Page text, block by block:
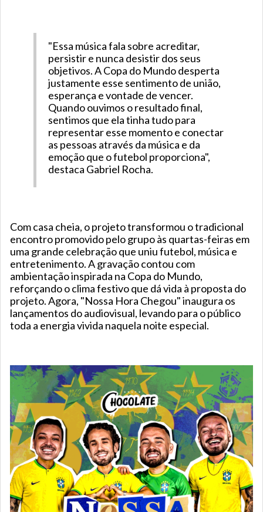
"Essa música fala sobre acreditar,
persistir e nunca desistir dos seus
objetivos. A Copa do Mundo desperta
justamente esse sentimento de união,
esperança e vontade de vencer.
Quando ouvimos o resultado final,
sentimos que ela tinha tudo para
representar esse momento e conectar
as pessoas através da música e da
emoção que o futebol proporciona",
destaca Gabriel Rocha.
Com casa cheia, o projeto transformou o tradicional
encontro promovido pelo grupo às quartas-feiras em
uma grande celebração que uniu futebol, música e
entretenimento. A gravação contou com
ambientação inspirada na Copa do Mundo,
reforçando o clima festivo que dá vida à proposta do
projeto. Agora, "Nossa Hora Chegou" inaugura os
lançamentos do audiovisual, levando para o público
toda a energia vivida naquela noite especial.